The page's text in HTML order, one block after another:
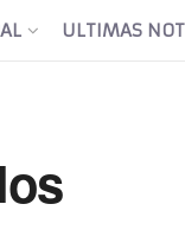
ULTIMAS